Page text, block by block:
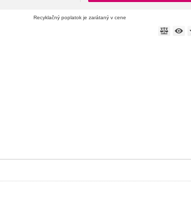
Recyklačný poplatok je zarátaný v cene